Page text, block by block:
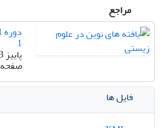
مراجع
1
پاییز 1393
صفحه
فایل ها